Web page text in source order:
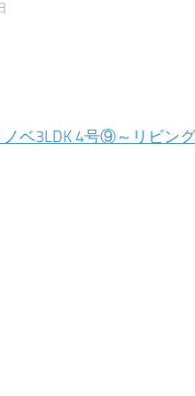
ノベ3LDK 4号⑨～リビン